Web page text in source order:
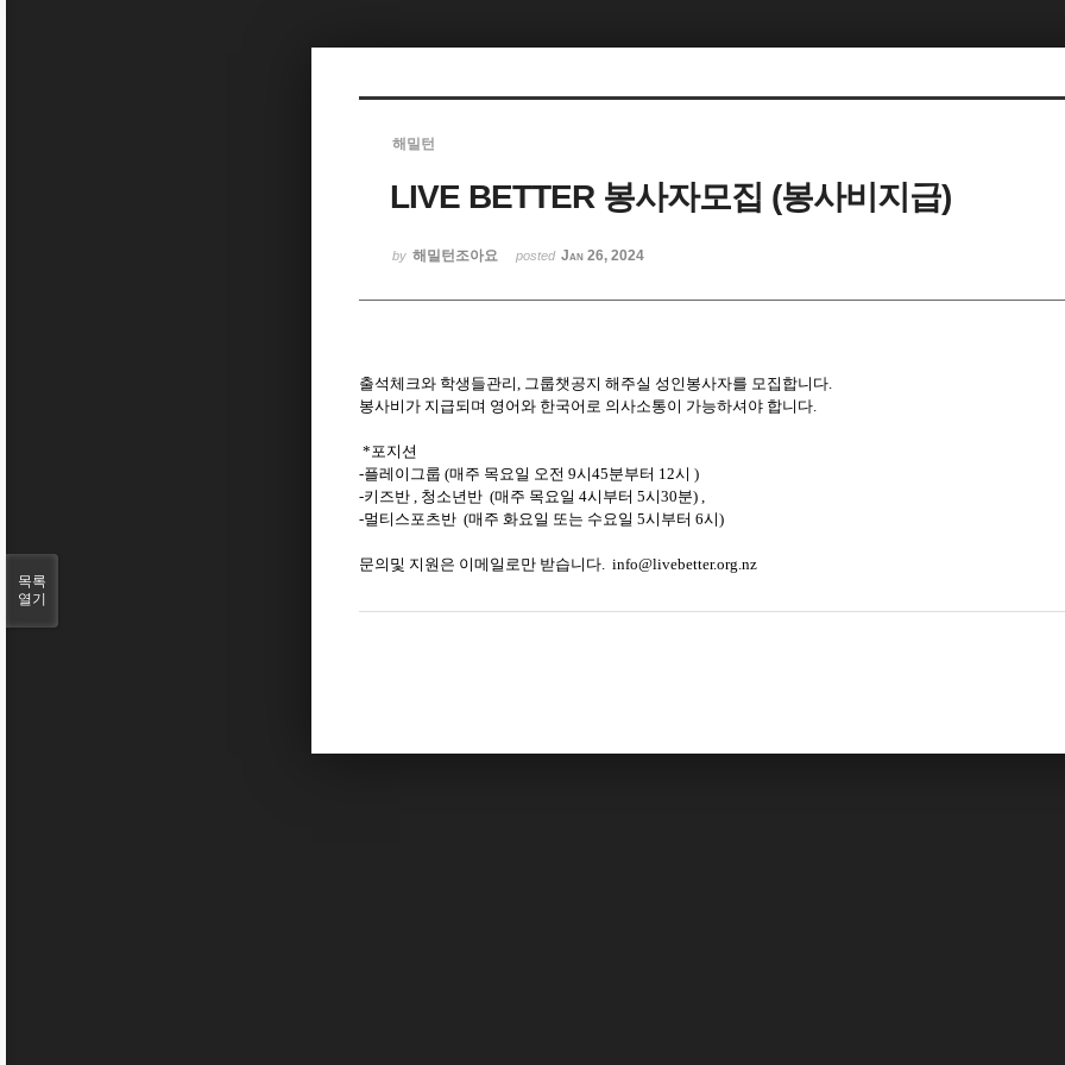
해밀턴
LIVE BETTER 봉사자모집 (봉사비지급)
by 해밀턴조아요 posted Jan 26, 2024
출석체크와 학생들관리, 그룹챗공지 해주실 성인봉사자를 모집합니다.
봉사비가 지급되며 영어와 한국어로 의사소통이 가능하셔야 합니다.
*포지션
-플레이그룹 (매주 목요일 오전 9시45분부터 12시 )
-키즈반 , 청소년반 (매주 목요일 4시부터 5시30분) ,
-멀티스포츠반 (매주 화요일 또는 수요일 5시부터 6시)
문의및 지원은 이메일로만 받습니다. info@livebetter.org.nz
목록
열기
Sketchbook5, 스케치북5
Sketchbook5, 스케치북5